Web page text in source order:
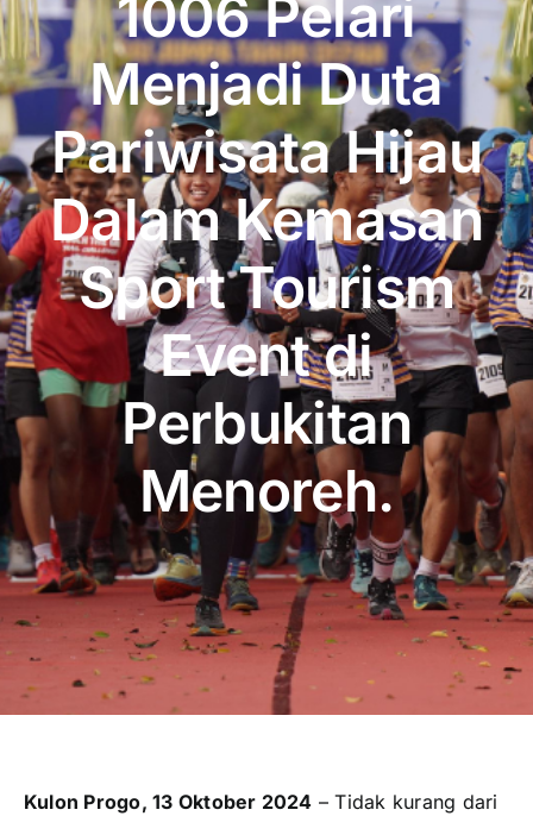
Publikasi
Peta Wisata
BLU
1006 Pelari
Menjadi Duta
Pariwisata Hijau
Dalam Kemasan
Sport Tourism
Event di
Perbukitan
Menoreh.
Kulon Progo, 13 Oktober 2024 – Tidak kurang dari